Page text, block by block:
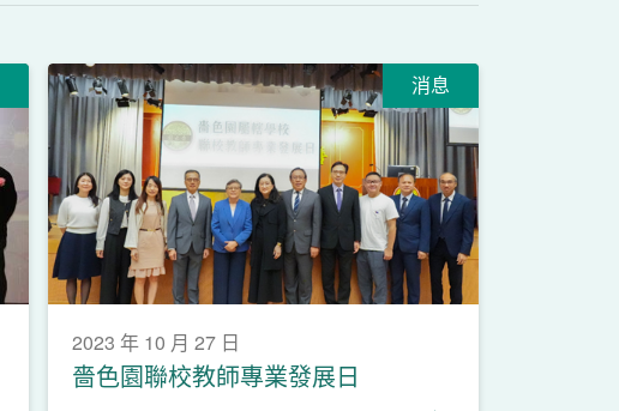
消息
2023 年 10 月 27 日
嗇色園聯校教師專業發展日